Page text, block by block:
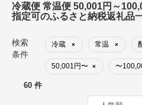
冷蔵便 常温便 50,001円～
指定可のふるさと納税返礼品
検索
条件
冷蔵 × 常温 ×
50,001円〜 × 〜
60 件